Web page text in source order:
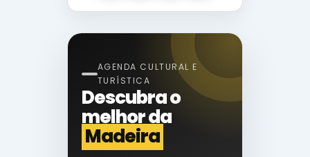
AGENDA CULTURAL E
TURÍSTICA
Descubra o
melhor da
Madeira